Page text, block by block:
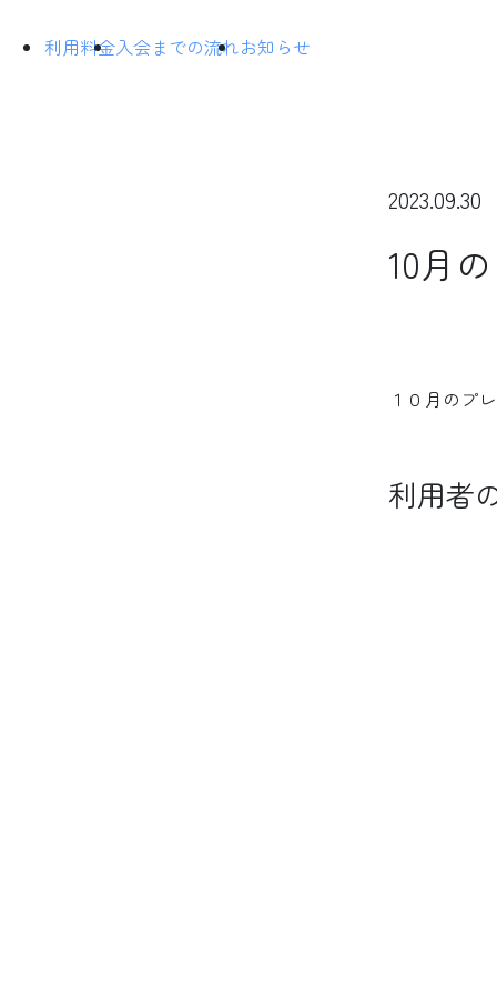
利用料金入会までの流れお知らせ
2023.09.30
10月
１０月のプ
利用者